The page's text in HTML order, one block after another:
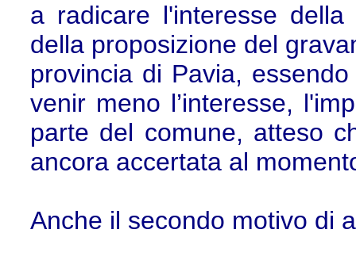
a radicare l'interesse
della proposizione del
provincia di Pavia,
venir meno l’interesse,
parte del comune, atteso
ancora accertata al
Anche il secondo motivo di